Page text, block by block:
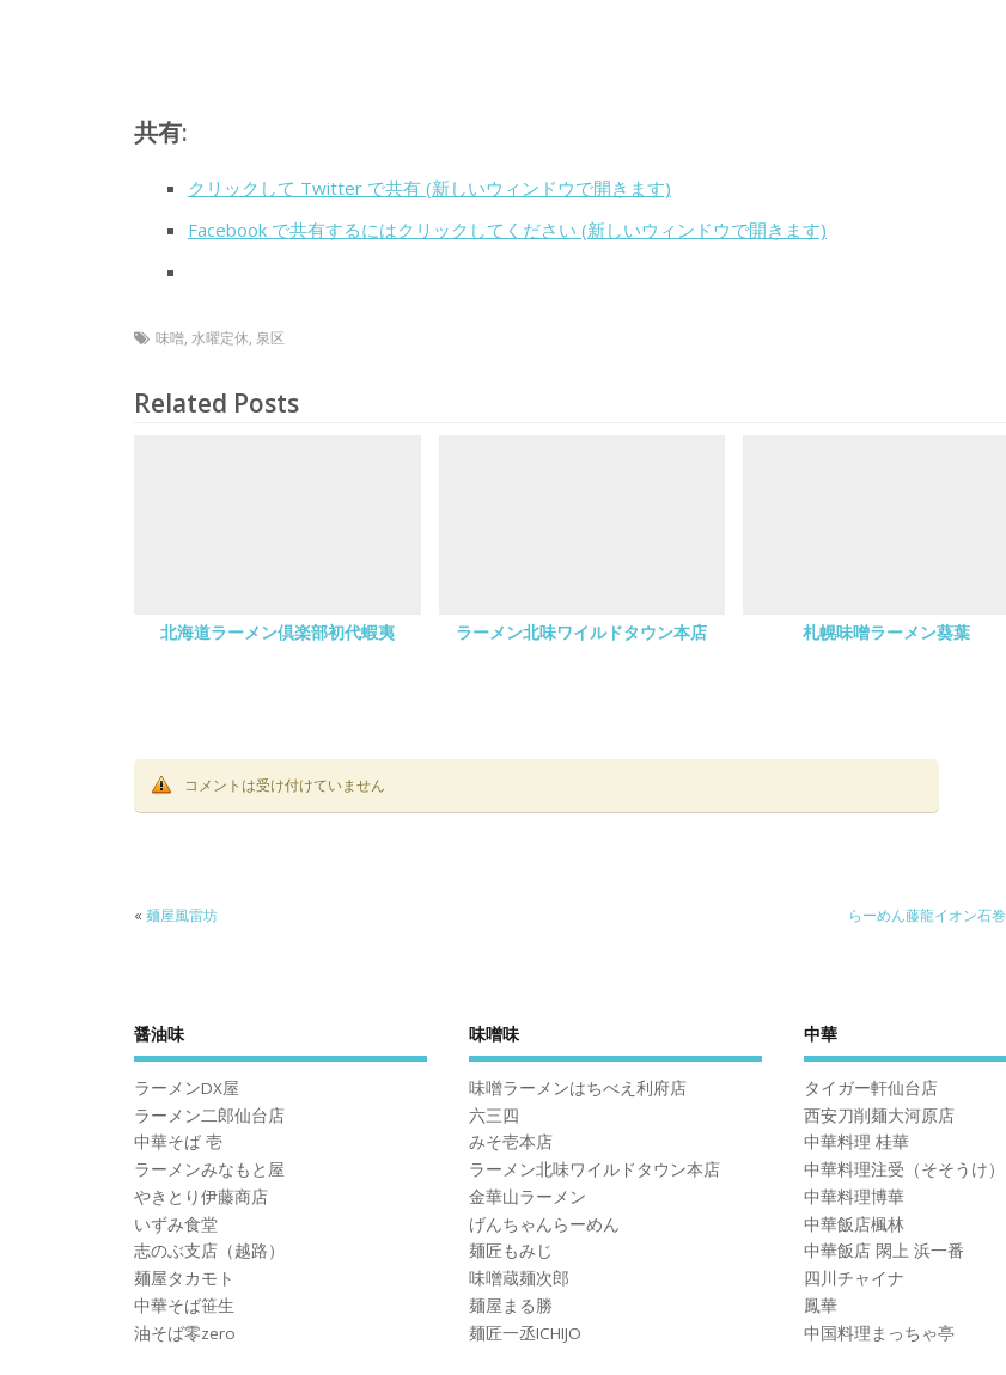
共有:
クリックして Twitter で共有 (新しいウィンドウで開きます)
Facebook で共有するにはクリックしてください (新しいウィンドウで開きます)
味噌, 水曜定休, 泉区
Related Posts
北海道ラーメン倶楽部初代蝦夷 ラーメン北味ワイルドタウン本店 札幌味噌ラーメン葵葉
コメントは受け付けていません
« 麺屋風雷坊 らーめん藤龍イオン石
醤油味
ラーメンDX屋
ラーメン二郎仙台店
中華そば 壱
ラーメンみなもと屋
やきとり伊藤商店
いずみ食堂
志のぶ支店（越路）
麺屋タカモト
中華そば笹生
油そば零zero
味噌味
味噌ラーメンはちべえ利府店
六三四
みそ壱本店
ラーメン北味ワイルドタウン本店
金華山ラーメン
げんちゃんらーめん
麺匠もみじ
味噌蔵麺次郎
麺屋まる勝
麺匠一丞ICHIJO
中華
タイガー軒仙台店
西安刀削麺大河原店
中華料理 桂華
中華料理注受（そそうけ）
中華料理博華
中華飯店楓林
中華飯店 閖上 浜一番
四川チャイナ
鳳華
中国料理まっちゃ亭